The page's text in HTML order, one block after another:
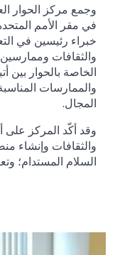
وجمع مركز الحوار
خبراء رئيسين في
والثقافات
الخاصة بالحوار بين
والممارسات
المجال.
وقد أكّد المركز على
والثقافات وإنشاء
السلام المستدام؛